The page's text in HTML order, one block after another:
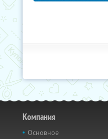
Компания
Основное